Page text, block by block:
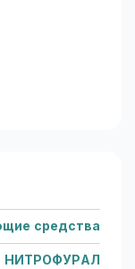
средства
НИТРОФУРАЛ